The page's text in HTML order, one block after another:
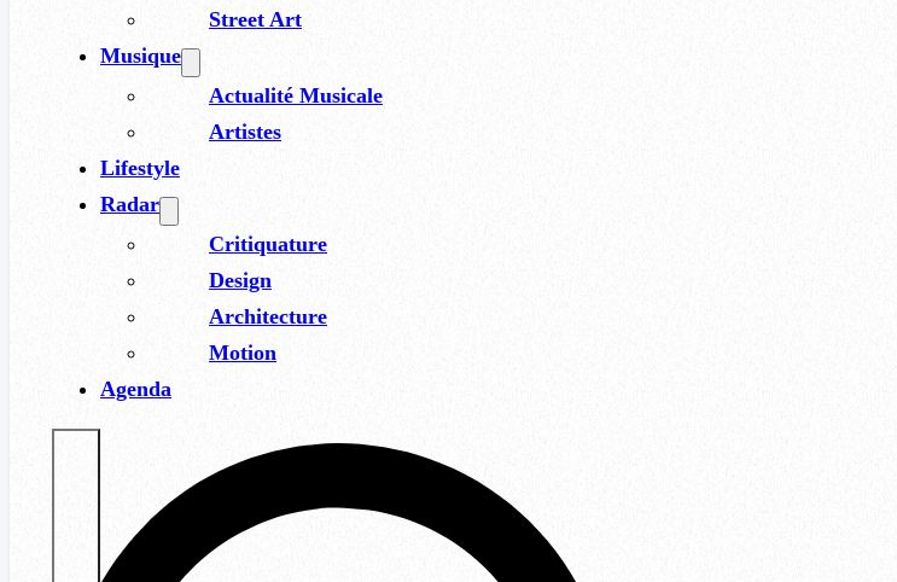
Street Art
Musique
Actualité Musicale
Artistes
Lifestyle
Radar
Critiquature
Design
Architecture
Motion
Agenda